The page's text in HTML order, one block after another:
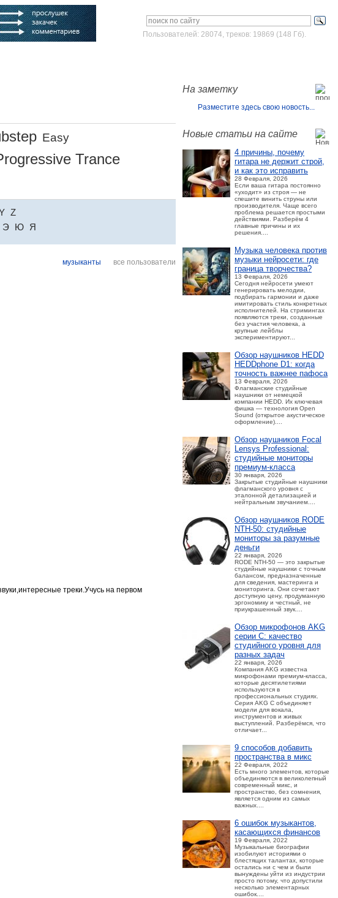
Пользователей: 28074, треков: 19869 (148 Гб).
На заметку
Разместите здесь свою новость...
Новые статьи на сайте
4 причины, почему
гитара не держит строй,
и как это исправить
28 Февраля, 2026
Если ваша гитара постоянно
«уходит» из строя — не
спешите винить струны или
производителя. Чаще всего
проблема решается простыми
действиями. Разберём 4
главные причины и их
решения....
Музыка человека против
музыки нейросети: где
граница творчества?
13 Февраля, 2026
Сегодня нейросети умеют
генерировать мелодии,
подбирать гармонии и даже
имитировать стиль конкретных
исполнителей. На стримингах
появляются треки, созданные
без участия человека, а
крупные лейблы
экспериментируют...
Обзор наушников HEDD
HEDDphone D1: когда
точность важнее пафоса
13 Февраля, 2026
Флагманские студийные
наушники от немецкой
компании HEDD. Их ключевая
фишка — технология Open
Sound (открытое акустическое
оформление)....
Обзор наушников Focal
Lensys Professional:
студийные мониторы
премиум‑класса
30 января, 2026
Закрытые студийные наушники
флагманского уровня с
эталонной детализацией и
нейтральным звучанием....
Обзор наушников RODE
NTH-50: студийные
мониторы за разумные
деньги
22 января, 2026
RODE NTH-50 — это закрытые
студийные наушники с точным
балансом, предназначенные
для сведения, мастеринга и
мониторинга. Они сочетают
доступную цену, продуманную
эргономику и честный, не
приукрашенный звук....
Обзор микрофонов AKG
серии C: качество
студийного уровня для
разных задач
22 января, 2026
Компания AKG известна
микрофонами премиум-класса,
которые десятилетиями
используются в
профессиональных студиях.
Серия AKG C объединяет
модели для вокала,
инструментов и живых
выступлений. Разберёмся, что
отличает...
9 способов добавить
пространства в микс
22 Февраля, 2022
Есть много элементов, которые
объединяются в великолепный
современный микс, и
пространство, без сомнения,
является одним из самых
важных....
6 ошибок музыкантов,
касающихся финансов
19 Февраля, 2022
Музыкальные биографии
изобилуют историями о
блестящих талантах, которые
остались ни с чем и были
вынуждены уйти из индустрии
просто потому, что допустили
несколько элементарных
ошибок....
Easy
Trance
Z
Э Ю Я
все пользователи
музыканты
треки.Учусь на первом